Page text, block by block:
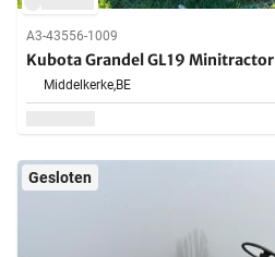
A3-43556-1009
Kubota Grandel GL19 Minitractor
Middelkerke,BE
Gesloten